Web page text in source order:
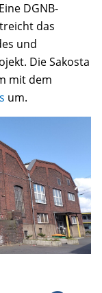
DGNB-
das
und
Die Sakosta
mit dem
um.